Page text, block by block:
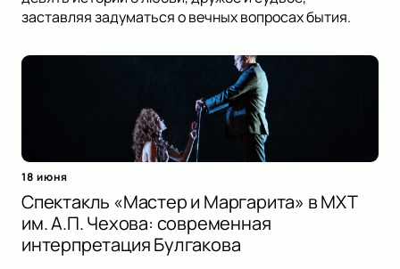
заставляя задуматься о вечных вопросах бытия.
18 июня
Спектакль «Мастер и Маргарита» в МХТ
им. А.П. Чехова: современная
интерпретация Булгакова